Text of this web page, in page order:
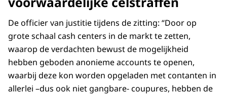
De officier van justitie tijdens de zitting: “Door op
grote schaal cash centers in de markt te zetten,
waarop de verdachten bewust de mogelijkheid
hebben geboden anonieme accounts te openen,
waarbij deze kon worden opgeladen met contanten in
allerlei –dus ook niet gangbare- coupures, hebben de